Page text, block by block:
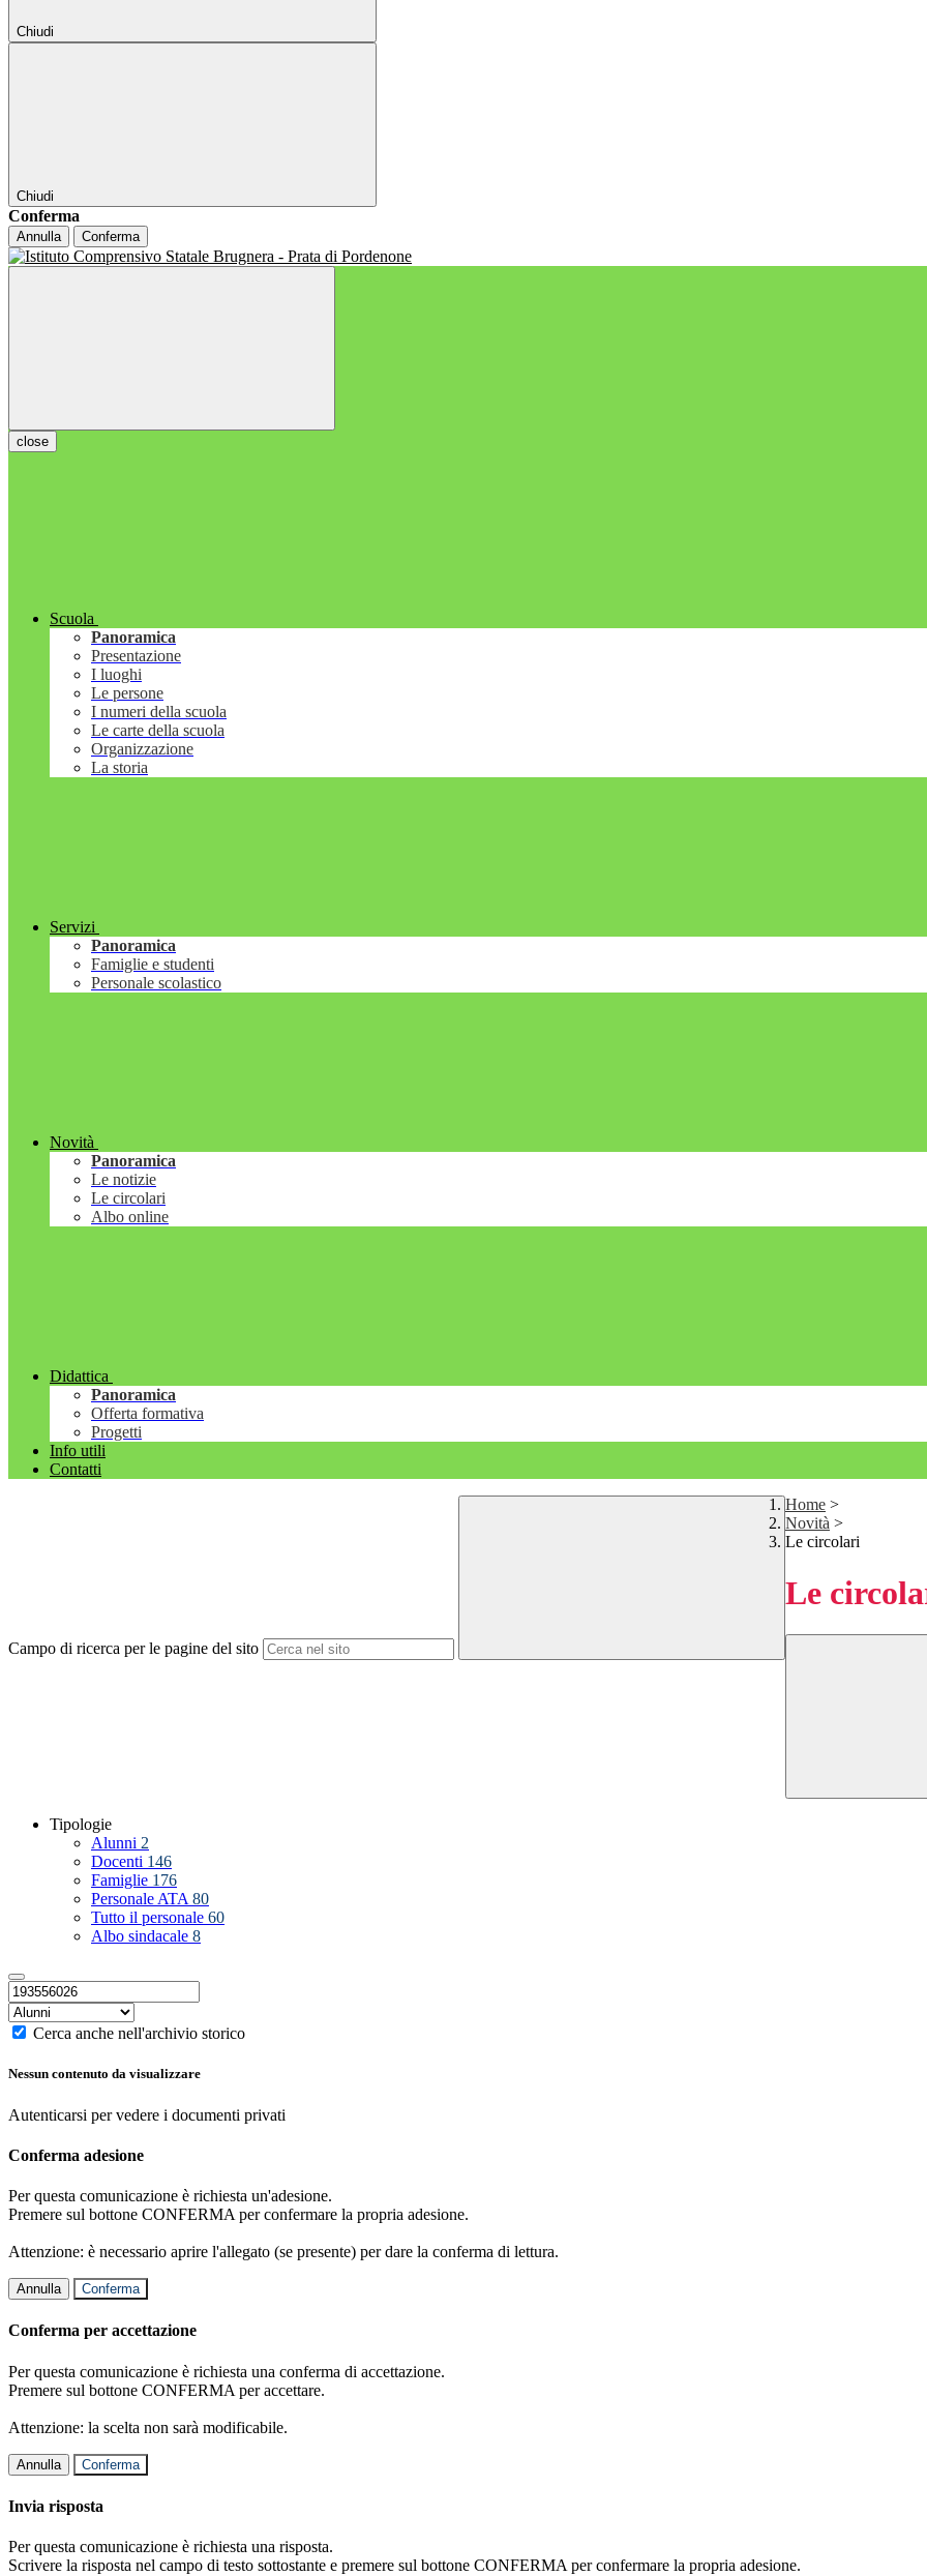
Chiudi
Chiudi
Conferma
Annulla Conferma
close
Scuola
Panoramica
Presentazione
I luoghi
Le persone
I numeri della scuola
Le carte della scuola
Organizzazione
La storia
Servizi
Panoramica
Famiglie e studenti
Personale scolastico
Novità
Panoramica
Le notizie
Le circolari
Albo online
Didattica
Panoramica
Offerta formativa
Progetti
Info utili
Contatti
Campo di ricerca per le pagine del sito
Home >
Novità >
Le circolari
Le
Tipologie
Alunni 2
Docenti 146
Famiglie 176
Personale ATA 80
Tutto il personale 60
Albo sindacale 8
Cerca anche nell'archivio storico
Nessun contenuto da visualizzare
Autenticarsi per vedere i documenti privati
Conferma adesione
Per questa comunicazione è richiesta un'adesione.
Premere sul bottone CONFERMA per confermare la propria adesione.
Attenzione: è necessario aprire l'allegato (se presente) per dare la conferma di lettura.
Annulla Conferma
Conferma per accettazione
Per questa comunicazione è richiesta una conferma di accettazione.
Premere sul bottone CONFERMA per accettare.
Attenzione: la scelta non sarà modificabile.
Annulla Conferma
Invia risposta
Per questa comunicazione è richiesta una risposta.
Scrivere la risposta nel campo di testo sottostante e premere sul bottone CONFERMA per confermare la propria adesione.